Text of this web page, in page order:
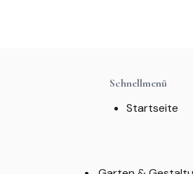
Schnellmenü
Startseite